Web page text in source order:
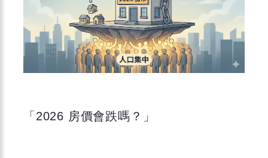
「2026 房價會跌嗎？」